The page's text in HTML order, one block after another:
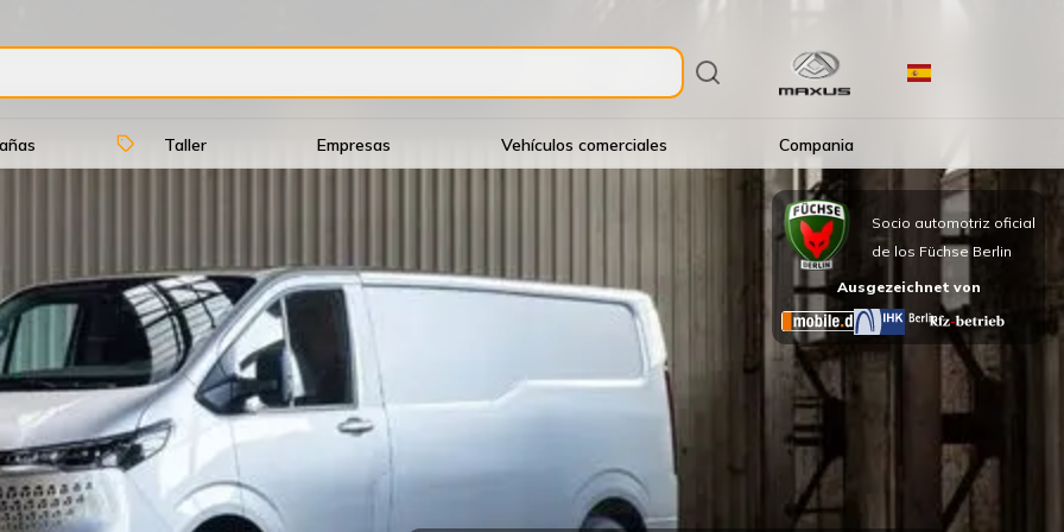
Taller Empresas Vehículos comerciales Compania
Socio automotriz oficial
de los Füchse Berlin
Ausgezeichnet von